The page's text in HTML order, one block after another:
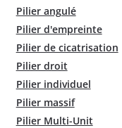
Pilier angulé
Pilier d'empreinte
Pilier de cicatrisation
Pilier droit
Pilier individuel
Pilier massif
Pilier Multi-Unit